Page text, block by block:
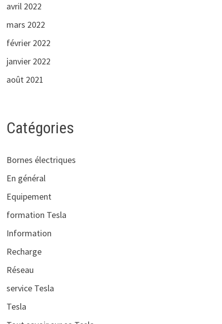
avril 2022
mars 2022
février 2022
janvier 2022
août 2021
Catégories
Bornes électriques
En général
Equipement
formation Tesla
Information
Recharge
Réseau
service Tesla
Tesla